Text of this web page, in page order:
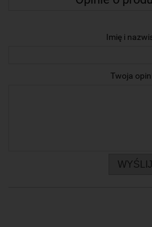
Imię i
Twoja
WYŚLIJ